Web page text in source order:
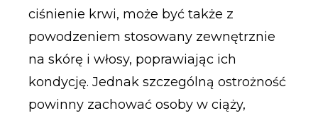
ciśnienie krwi, może być także z
powodzeniem stosowany zewnętrznie
na skórę i włosy, poprawiając ich
kondycję. Jednak szczególną ostrożność
powinny zachować osoby w ciąży,